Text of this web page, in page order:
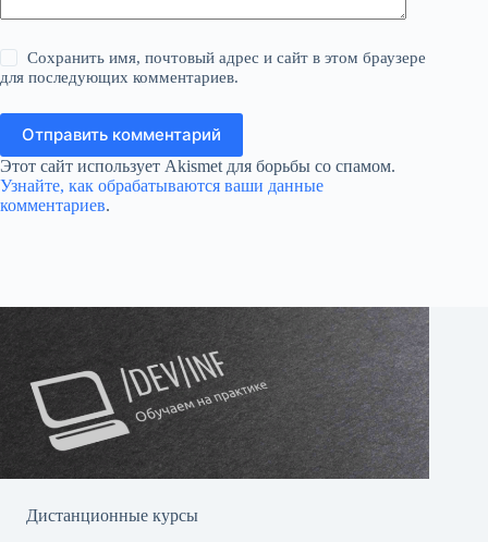
Сохранить имя, почтовый адрес и сайт в этом браузере
для последующих комментариев.
Отправить комментарий
Этот сайт использует Akismet для борьбы со спамом.
Узнайте, как обрабатываются ваши данные
комментариев.
Дистанционные курсы